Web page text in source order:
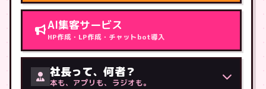
AI集客サービス
HP作成・LP作成・チャットbot導入
社長って、何者？
本も、アプリも、ラジオも。